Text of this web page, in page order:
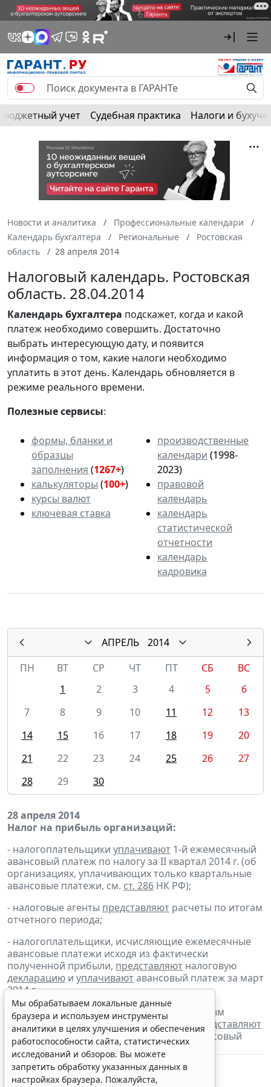
Бюджетный учет Судебная практика Налоги и
Новости и аналитика
Профессиональные календари
Календарь бухгалтера
Региональные
Ростовская
область
28 апреля 2014
Налоговый календарь. Ростовская
область. 28.04.2014
Календарьбухгалтера подскажет, когда и какой
платеж необходимо совершить. Достаточно
выбрать интересующую дату, и появится
информация о том, какие налоги необходимо
уплатить в этот день. Календарь обновляется в
режиме реального времени.
Полезные сервисы:
формы, бланки и
образцы
заполнения (1267+)
калькуляторы (100+)
курсы валют
ключевая ставка
производственные
календари (1998-
2023)
правовой
календарь
календарь
статистической
отчетности
календарь
кадровика
АПРЕЛЬ
2014
ПН
ВТ СР ЧТ ПТ СБ
ВС
1
2 3 4 5
6
7
8 9 10 11 12
13
14
15 16 17 18 19
20
21
22 23 24 25 26
27
28
29 30
28 апреля 2014
Налог на прибыль организаций:
- налогоплательщики уплачивают 1-й ежемесячный
авансовый платеж по налогу за II квартал 2014 г. (об
организациях, уплачивающих только квартальные
авансовые платежи, см. ст. 286 НК РФ);
- налоговые агенты представляют расчеты по итогам
отчетного периода;
- налогоплательщики, исчисляющие ежемесячные
авансовые платежи исходя из фактически
полученной прибыли, представляют налоговую
декларацию и уплачиваютавансовый платеж за март
2014 г.
- налогоплательщики, для которых отчетным
периодом по налогу является квартал,представляют
налоговуюдекларациюиуплачиваютавансовый
платеж за I квартал 2014 г.;
Мы обрабатываем локальные данные
браузера и используем инструменты
аналитики в целях улучшения и обеспечения
работоспособности сайта, статистических
исследований и обзоров. Вы можете
запретить обработку указанных данных в
настройках браузера. Пожалуйста,